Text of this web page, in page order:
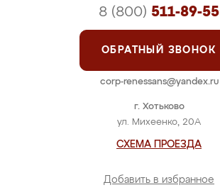
г. Хотьково
ул. Михеенко, 20А
СХЕМА ПРОЕЗДА
Добавить в избранное
8 (800) 511-89-55
ОБРАТНЫЙ ЗВОНОК
corp-renessans@yandex.ru